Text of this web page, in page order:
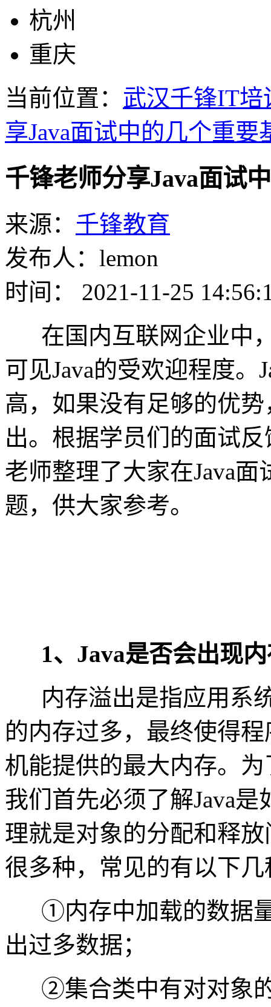
杭州
重庆
当前位置： 武汉千锋IT培
享Java面试中的几个重要
千锋老师分享Java面试
来源： 千锋教育
发布人：lemon
时间： 2021-11-25
在国内互联网企业中
可见Java的受欢迎程度
高，如果没有足够的优
出。根据学员们的面试
老师整理了大家在Java
题，供大家参考。
1、Java是否会出现
内存溢出是指应用系
的内存过多，最终使得
机能提供的最大内存。为
我们首先必须了解Java
理就是对象的分配和释
很多种，常见的有以下几
①内存中加载的数据
出过多数据；
②集合类中有对对象